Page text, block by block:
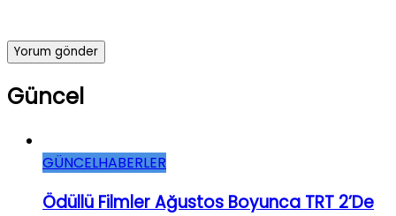
Güncel
GÜNCELHABERLER
Ödüllü Filmler Ağustos Boyunca TRT 2’de